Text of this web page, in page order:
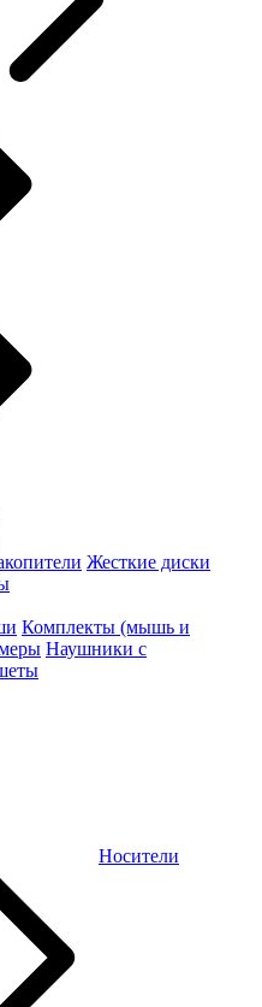
Жесткие диски
Комплекты (мышь и
Наушники с
Носители